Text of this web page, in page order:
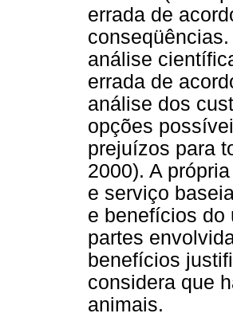
errada de
análise
errada de
análise dos
opções
prejuízos para
2000). A
e serviço
e benefícios do
partes
benefícios
considera que
animais.